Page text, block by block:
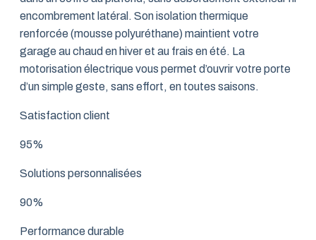
encombrement latéral. Son isolation thermique
renforcée (mousse polyuréthane) maintient votre
garage au chaud en hiver et au frais en été. La
motorisation électrique vous permet d’ouvrir votre porte
d’un simple geste, sans effort, en toutes saisons.
Satisfaction client
95%
Solutions personnalisées
90%
Performance durable